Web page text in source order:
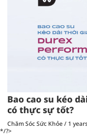
Bao cao su kéo
có thực sự tốt?
Chăm Sóc Sức Khỏe/ 1
*/?>